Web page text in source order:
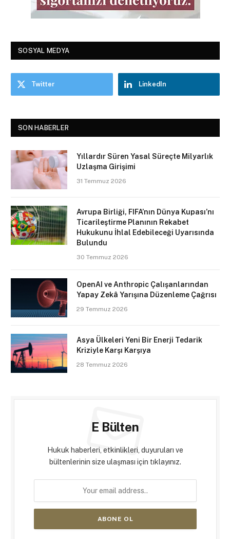
SOSYAL MEDYA
Twitter LinkedIn
SON HABERLER
Yıllardır Süren Yasal Süreçte Milyarlık
Uzlaşma Girişimi
31 Temmuz 2026
Avrupa Birliği, FIFA’nın Dünya Kupası’nı
Ticarileştirme Planının Rekabet
Hukukunu İhlal Edebileceği Uyarısında
Bulundu
30 Temmuz 2026
OpenAI ve Anthropic Çalışanlarından
Yapay Zekâ Yarışına Düzenleme Çağrısı
29 Temmuz 2026
Asya Ülkeleri Yeni Bir Enerji Tedarik
Kriziyle Karşı Karşıya
28 Temmuz 2026
E Bülten
Hukuk haberleri, etkinlikleri, duyuruları ve
bültenlerinin size ulaşması için tıklayınız.